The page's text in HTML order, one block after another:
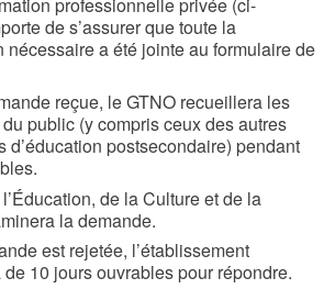
professionnelle privée (ci-
de s’assurer que toute la
nécessaire a été jointe au formulaire de
reçue, le GTNO recueillera les
public (y compris ceux des autres
d’éducation postsecondaire) pendant
de la Culture et de la
la demande.
est rejetée, l’établissement
10 jours ouvrables pour répondre.